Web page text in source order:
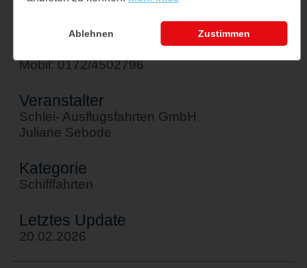
sebode@schlei-ausflugsfahrten.de
Mobil: 0172/4502796
Veranstalter
Schlei- Ausflugsfahrten GmbH
Juliane Sebode
Kategorie
Schifffahrten
Letztes Update
20.02.2026
Ablehnen Zustimmen